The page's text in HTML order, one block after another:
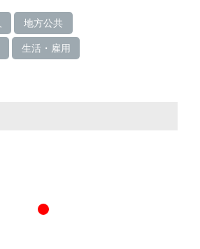
地方公共
生活・雇用